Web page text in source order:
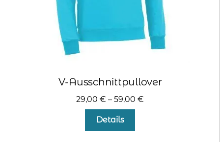
werden
V-Ausschnittpullover
29,00 € – 59,00 €
Details